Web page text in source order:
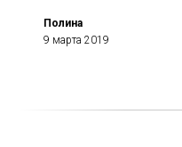
Полина
9 марта 2019